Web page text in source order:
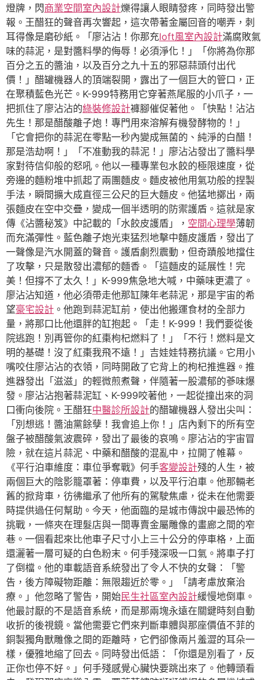
燈牌，閃商業空間室內設計爍得讓人眼睛發疼，同時發出警
報。王醋狂的聲音再次響起，這次帶著金屬回音的嘲弄，刺
耳得像是磨砂紙。「廖沾沾！你那充loft風室內設計滿腐敗氣
味的蒜泥，是對醬料學的侮辱！必須淨化！」「你將為你那
百分之五的醬油，以及百分之九十五的邪惡蒜頭付出代
價！」醋罐機器人的頂端裂開，露出了一個巨大的管口，正
在聚積藍色光芒。K-999特務用它穿著燕尾服的小爪子，一
把抓住了廖沾沾的綠裝修設計褲腳催促著他。「快點！沾沾
先生！那是醋酸離子炮！專門用來溶解有機發酵物的！」
「它會把你的蒜泥在零點一秒內變成無菌的、純淨的白醋！
那是浩劫啊！」「不准動我的蒜泥！」廖沾沾發出了醬料學
家對待信仰般的怒吼。他以一種專業包水餃的極限速度，從
旁邊的麵粉堆中抓起了兩團麵皮。麵皮被他用氣功般的捏製
手法，瞬間擴大成直徑三公尺的巨大麵皮。他猛地擲出，兩
張麵皮在空中交疊，變成一個半透明的防禦護盾。這就是家
傳《沾醬秘笈》中記載的「水餃皮護盾」， 空間心理學薄韌
而充滿彈性。藍色離子炮光束猛烈地擊中麵皮護盾，發出了
一聲像是汽水開蓋的聲音。護盾劇烈震動，但奇蹟般地擋住
了攻擊，只是散發出濃郁的麵香。「這麵皮的延展性！完
美！但撐不了太久！」K-999焦急地大喊，中藥味更濃了。
廖沾沾知道，他必須帶走他那缸陳年老蒜泥，那是宇宙的希
望豪宅設計 。他跑到蒜泥缸前，使出他搬運食材的全部力
量，將那口比他還胖的缸抱起。「走！K-999！我們要從後
院逃跑！別再管你的紅棗枸杞燃料了！」「不行！燃料是文
明的基礎！沒了紅棗我飛不遠！」吉娃娃特務抗議。它用小
嘴咬住廖沾沾的衣領，同時開啟了它背上的枸杞推進器。推
進器發出「滋滋」的輕微煎煮聲，伴隨著一股濃郁的蔘味爆
發。廖沾沾抱著蒜泥缸、K-999咬著他，一起從撞出來的洞
口衝向後院。王醋狂中醫診所設計的醋罐機器人發出尖叫：
「別想逃！醬油黨餘孽！我會追上你！」店內剩下的所有空
盤子被醋酸氣波震碎，發出了最後的哀鳴。廖沾沾的宇宙冒
險，就在這片蒜泥、中藥和醋酸的混亂中，拉開了帷幕。
《平行泊車維度：車位爭奪戰》何手客變設計殘的人生，被
兩個巨大的陰影籠罩著：停車費，以及平行泊車。他那輛老
舊的掀背車，彷彿繼承了他所有的駕駛焦慮，從未在他需要
時提供過任何幫助。今天，他面臨的是城市傳說中最恐怖的
挑戰，一條夾在理髮店與一間專賣金屬雕像的畫廊之間的窄
巷。一個看起來比他車子尺寸小上三十公分的停車格，上面
還灑著一層可疑的白色粉末。何手殘深吸一口氣。將車子打
了倒檔。他的車載語音系統發出了令人不快的女聲：「警
告，後方障礙物距離：無限趨近於零。」「請考慮放棄治
療。」他忽略了警告，開始民生社區室內設計緩慢地倒車。
他最討厭的不是語音系統，而是那兩塊永遠在關鍵時刻自動
收折的後視鏡。當他需要它們來判斷車體與那座價值不菲的
銅製獨角獸雕像之間的距離時，它們卻像兩片羞澀的耳朵一
樣，優雅地縮了回去。同時發出低語：「你還是別看了，反
正你也停不好。」何手殘感覺心臟快要跳出來了。他轉頭看